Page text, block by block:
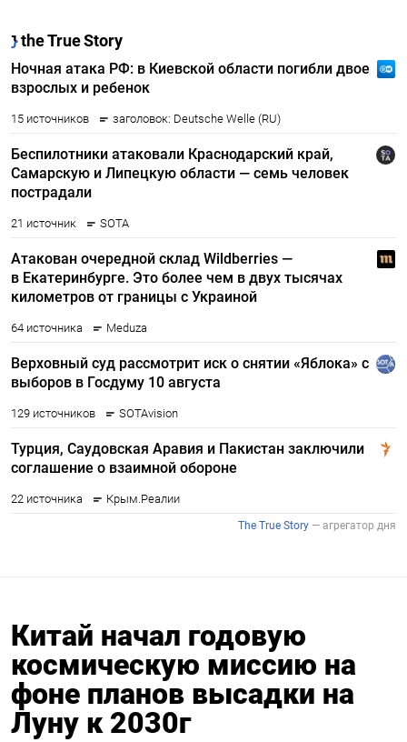
Китай начал годовую
космическую миссию на
фоне планов высадки на
Луну к 2030г